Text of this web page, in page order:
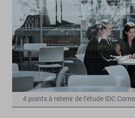
4 points à retenir de l’étude IDC